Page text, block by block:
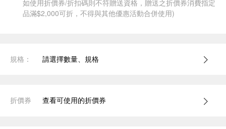
如使用折價券/折扣碼則不符贈送資格，贈送之折價券消費指定
品滿$2,000可折，不得與其他優惠活動合併使用)
規格： 請選擇數量、規格
折價券 查看可使用的折價券